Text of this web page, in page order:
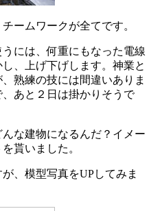
ームワークが全てです。
には、何重にもなった電線
、上げ下げします。神業と
熟練の技には間違いありま
あと２日は掛かりそうで
な建物になるんだ？イメー
貰いました。
、模型写真をUPしてみま